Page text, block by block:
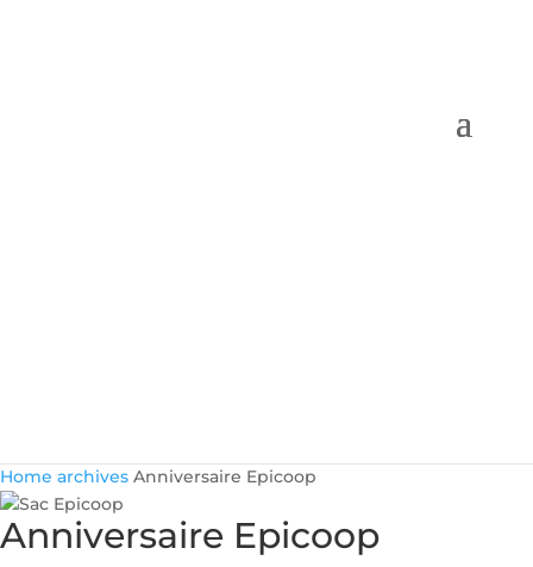
Home archives Anniversaire Epicoop
Anniversaire Epicoop